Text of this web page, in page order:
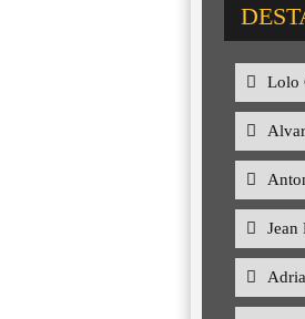
Lolo
Jean